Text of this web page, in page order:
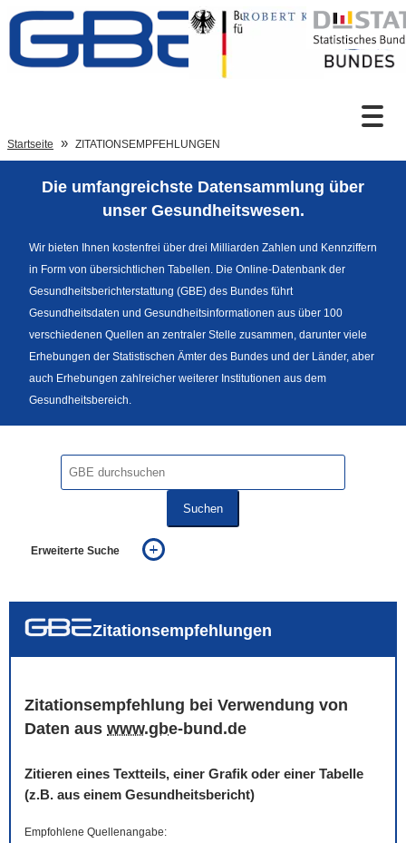
Zum Inhalt
Sprachumschaltung
Fußzeile
Startseite ZITATIONSEMPFEHLUNGEN
Die umfangreichste Datensammlung über
unser Gesundheitswesen.
Wir bieten Ihnen kostenfrei über drei Milliarden Zahlen und Kennziffern
in Form von übersichtlichen Tabellen. Die Online-Datenbank der
Gesundheitsberichterstattung (GBE) des Bundes führt
Gesundheitsdaten und Gesundheitsinformationen aus über 100
verschiedenen Quellen an zentraler Stelle zusammen, darunter viele
Erhebungen der Statistischen Ämter des Bundes und der Länder, aber
auch Erhebungen zahlreicher weiterer Institutionen aus dem
Gesundheitsbereich.
Suchen
Erweiterte Suche
auch in allen Texten suchen (Volltextsuche)
Zitationsempfehlungen
Zitationsempfehlung bei Verwendung von
Daten aus www.gbe-bund.de
Zitieren eines Textteils, einer Grafik oder einer Tabelle
(z.B. aus einem Gesundheitsbericht)
Empfohlene Quellenangabe: